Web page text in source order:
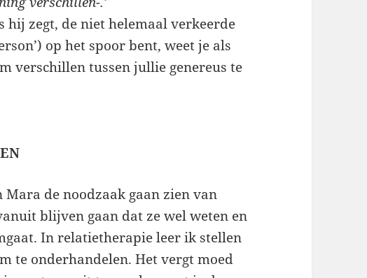
hij zegt, de niet helemaal verkeerde
op het spoor bent, weet je als
verschillen tussen jullie genereus te
de noodzaak gaan zien van
blijven gaan dat ze wel weten en
In relatietherapie leer ik stellen
te onderhandelen. Het vergt moed